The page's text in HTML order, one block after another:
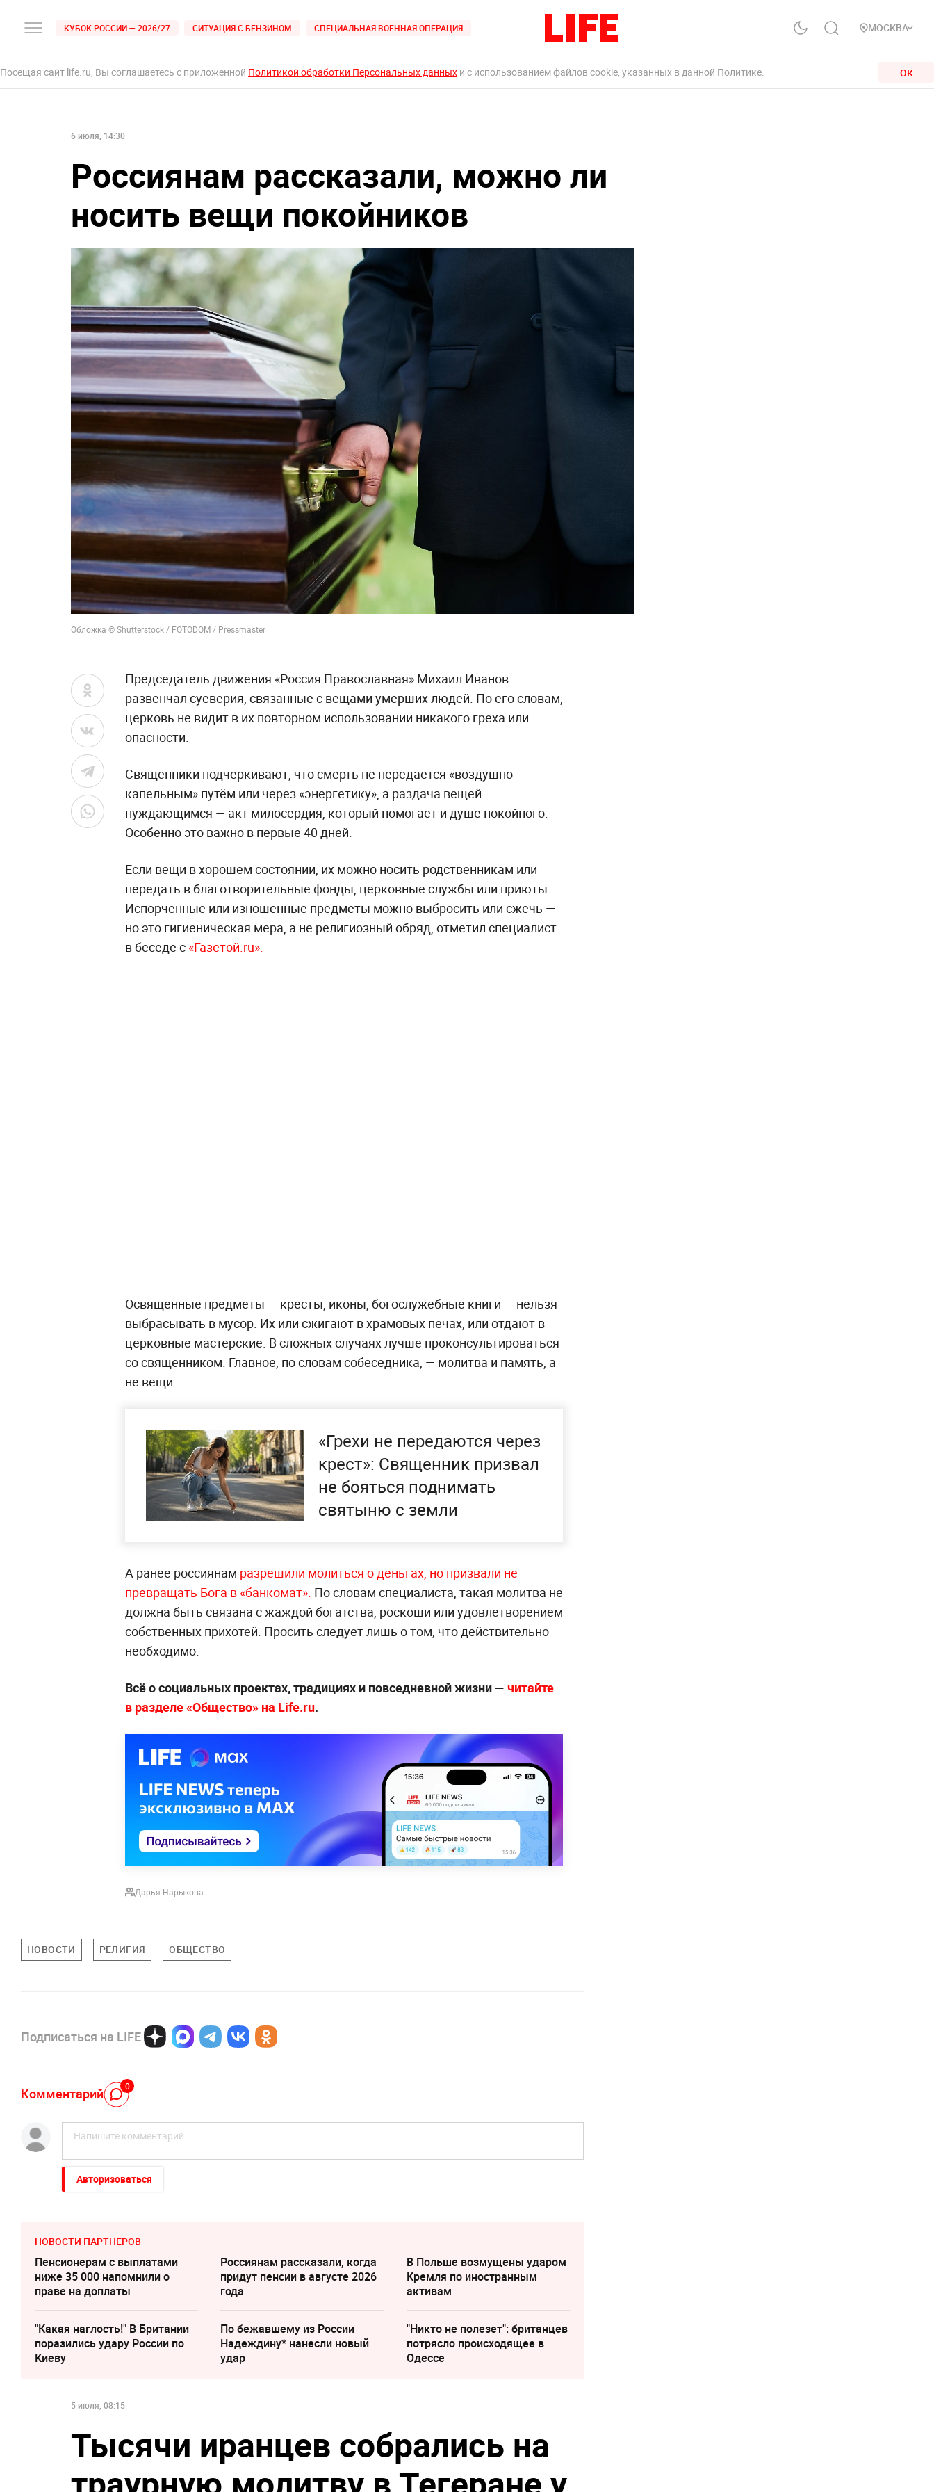
КУБОК РОССИИ — 2026/27 СИТУАЦИЯ С БЕНЗИНОМ СПЕЦИАЛЬНАЯ ВОЕННАЯ ОПЕРАЦИЯ МОСКВА
Посещая сайт life.ru, Вы соглашаетесь с приложенной Политикой обработки Персональных данных и с использованием файлов cookie, указанных в данной Политике. ОК
6 июля, 14:30
Россиянам рассказали, можно ли
носить вещи покойников
Обложка © Shutterstock / FOTODOM / Pressmaster
Председатель движения «Россия Православная» Михаил Иванов
развенчал суеверия, связанные с вещами умерших людей. По его словам,
церковь не видит в их повторном использовании никакого греха или
опасности.
Священники подчёркивают, что смерть не передаётся «воздушно-
капельным» путём или через «энергетику», а раздача вещей
нуждающимся — акт милосердия, который помогает и душе покойного.
Особенно это важно в первые 40 дней.
Если вещи в хорошем состоянии, их можно носить родственникам или
передать в благотворительные фонды, церковные службы или приюты.
Испорченные или изношенные предметы можно выбросить или сжечь —
но это гигиеническая мера, а не религиозный обряд, отметил специалист
в беседе с «Газетой.ru».
Освящённые предметы — кресты, иконы, богослужебные книги — нельзя
выбрасывать в мусор. Их или сжигают в храмовых печах, или отдают в
церковные мастерские. В сложных случаях лучше проконсультироваться
со священником. Главное, по словам собеседника, — молитва и память, а
не вещи.
«Грехи не передаются через
крест»: Священник призвал
не бояться поднимать
святыню с земли
А ранее россиянам разрешили молиться о деньгах, но призвали не
превращать Бога в «банкомат». По словам специалиста, такая молитва не
должна быть связана с жаждой богатства, роскоши или удовлетворением
собственных прихотей. Просить следует лишь о том, что действительно
необходимо.
Всё о социальных проектах, традициях и повседневной жизни — читайте
в разделе «Общество» на Life.ru.
Дарья Нарыкова
НОВОСТИ РЕЛИГИЯ ОБЩЕСТВО
Подписаться на LIFE
Комментарий 0
Авторизоваться
НОВОСТИ ПАРТНЕРОВ
Пенсионерам с выплатами
ниже 35 000 напомнили о
праве на доплаты
Россиянам рассказали, когда
придут пенсии в августе 2026
года
В Польше возмущены ударом
Кремля по иностранным
активам
"Какая наглость!" В Британии
поразились удару России по
Киеву
По бежавшему из России
Надеждину* нанесли новый
удар
"Никто не полезет": британцев
потрясло происходящее в
Одессе
5 июля, 08:15
Тысячи иранцев собрались на